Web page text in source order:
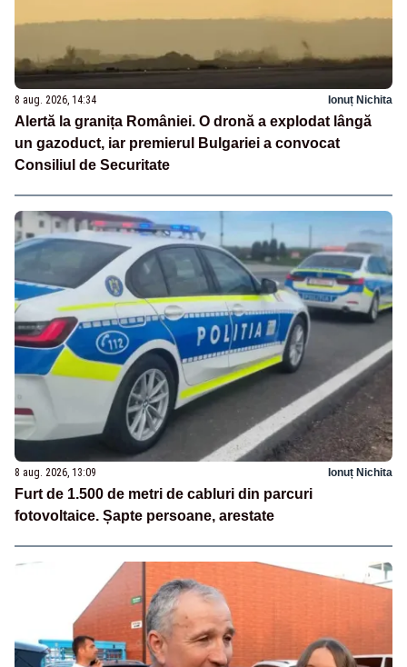
8 aug. 2026, 14:34 Ionuț Nichita
Alertă la granița României. O dronă a explodat lângă
un gazoduct, iar premierul Bulgariei a convocat
Consiliul de Securitate
8 aug. 2026, 13:09 Ionuț Nichita
Furt de 1.500 de metri de cabluri din parcuri
fotovoltaice. Șapte persoane, arestate